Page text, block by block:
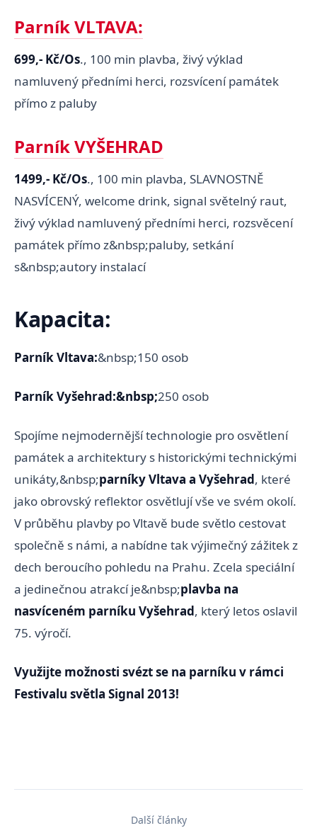
Parník VLTAVA:
699,- Kč/Os., 100 min plavba, živý výklad
namluvený předními herci, rozsvícení památek
přímo z paluby
Parník VYŠEHRAD
1499,- Kč/Os., 100 min plavba, SLAVNOSTNĚ
NASVÍCENÝ, welcome drink, signal světelný raut,
živý výklad namluvený předními herci, rozsvěcení
památek přímo z&nbsp;paluby, setkání
s&nbsp;autory instalací
Kapacita:
Parník Vltava:&nbsp;150 osob
Parník Vyšehrad:&nbsp;250 osob
Spojíme nejmodernější technologie pro osvětlení
památek a architektury s historickými technickými
unikáty,&nbsp;parníky Vltava a Vyšehrad, které
jako obrovský reflektor osvětlují vše ve svém okolí.
V průběhu plavby po Vltavě bude světlo cestovat
společně s námi, a nabídne tak výjimečný zážitek z
dech beroucího pohledu na Prahu. Zcela speciální
a jedinečnou atrakcí je&nbsp;plavba na
nasvíceném parníku Vyšehrad, který letos oslavil
75. výročí.
Využijte možnosti svézt se na parníku v rámci
Festivalu světla Signal 2013!
Další články